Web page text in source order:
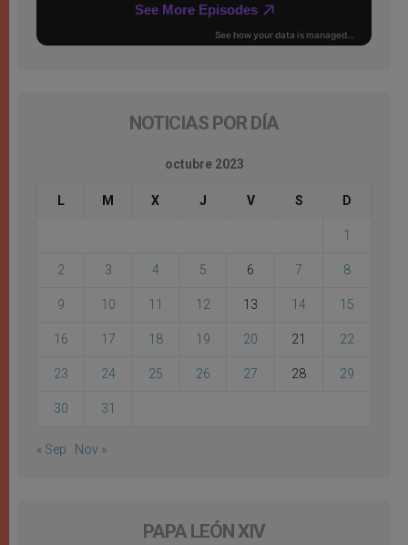
NOTICIAS POR DÍA
octubre 2023
L M X J V S D
1
2 3 4 5 6 7 8
9 10 11 12 13 14 15
16 17 18 19 20 21 22
23 24 25 26 27 28 29
30 31
« Sep Nov »
PAPA LEÓN XIV